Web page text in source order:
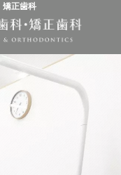
矯正歯科